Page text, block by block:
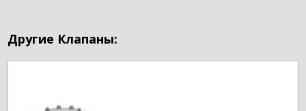
Другие Клапаны: